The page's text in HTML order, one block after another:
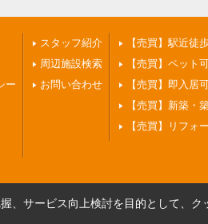
ー
スタッフ紹介
周辺施設検索
お問い合わせ
【売買】駅近徒
【売買】ペット
【売買】即入居
【売買】新築・
【売買】リフォ
、サービス向上検討を目的として、ク